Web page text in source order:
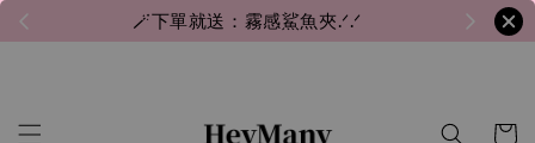
🪄下單就送：霧感鯊魚夾.ᐟ.ᐟ